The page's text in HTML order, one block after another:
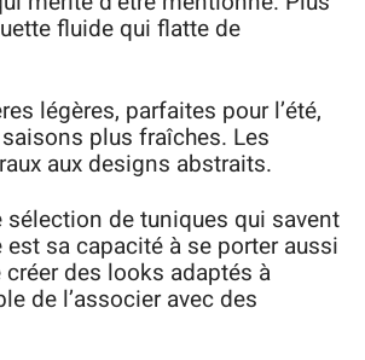
fluide qui flatte de
légères, parfaites pour l’été,
plus fraîches. Les
aux designs abstraits.
de tuniques qui savent
sa capacité à se porter aussi
des looks adaptés à
de l’associer avec des